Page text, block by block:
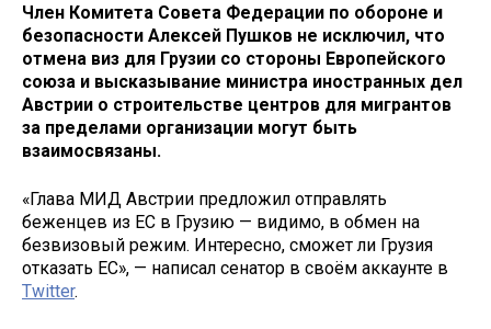
Член Комитета Совета Федерации по обороне и
безопасности Алексей Пушков не исключил, что
отмена виз для Грузии со стороны Европейского
союза и высказывание министра иностранных дел
Австрии о строительстве центров для мигрантов
за пределами организации могут быть
взаимосвязаны.
«Глава МИД Австрии предложил отправлять
беженцев из ЕС в Грузию — видимо, в обмен на
безвизовый режим. Интересно, сможет ли Грузия
отказать ЕС», — написал сенатор в своём аккаунте в
Twitter.